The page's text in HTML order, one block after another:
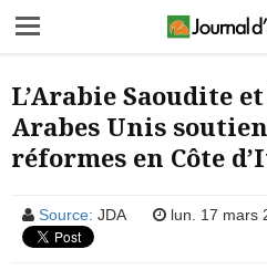
L’Arabie Saoudite
Arabes Unis
réformes en Côte
Source: JDA lun. 17 mars